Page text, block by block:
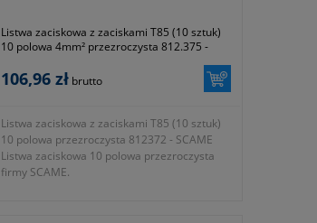
Listwa zaciskowa z zaciskami T85 (10 sztuk)
10 polowa 4mm² przezroczysta 812.375 -
106,96 zł brutto
Listwa zaciskowa z zaciskami T85 (10 sztuk)
10 polowa przezroczysta 812372 - SCAME
Listwa zaciskowa 10 polowa przezroczysta
firmy SCAME.